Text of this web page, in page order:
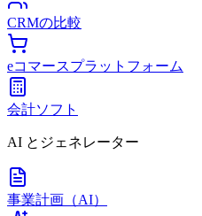
CRMの比較
eコマースプラットフォーム
会計ソフト
AI とジェネレーター
事業計画（AI）